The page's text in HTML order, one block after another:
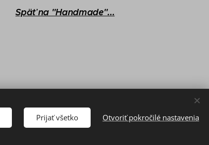
Späť na "Handmade"...
Prijať všetko Otvoriť pokročilé nastavenia